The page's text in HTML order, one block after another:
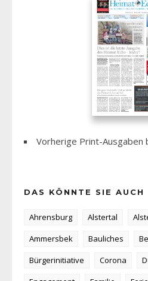
Vorherige Print-Ausgaben
DAS KÖNNTE SIE AUCH
Ahrensburg Alstertal
Ammersbek
Bauliches
Bürgerinitiative
Corona